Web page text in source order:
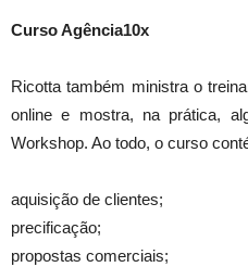
Curso Agência10x
Ricotta também ministra o
online e mostra, na prática,
Workshop. Ao todo, o curso
aquisição de clientes;
precificação;
propostas comerciais;